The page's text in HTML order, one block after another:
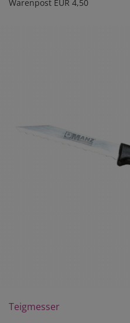
Warenpost EUR 4,50
Teigmesser